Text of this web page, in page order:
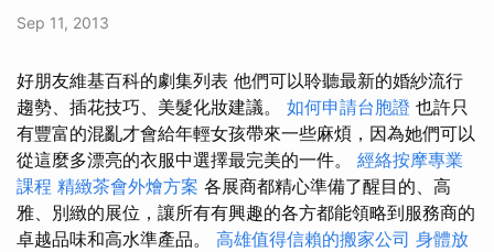
Sep 11, 2013
好朋友維基百科的劇集列表 他們可以聆聽最新的婚紗流行
趨勢、插花技巧、美髮化妝建議。 如何申請台胞證 也許只
有豐富的混亂才會給年輕女孩帶來一些麻煩，因為她們可以
從這麼多漂亮的衣服中選擇最完美的一件。 經絡按摩專業
課程 精緻茶會外燴方案 各展商都精心準備了醒目的、高
雅、別緻的展位，讓所有有興趣的各方都能領略到服務商的
卓越品味和高水準產品。 高雄值得信賴的搬家公司 身體放